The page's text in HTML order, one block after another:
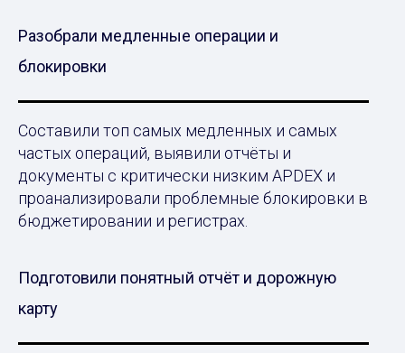
Разобрали медленные операции и
блокировки
Составили топ самых медленных и самых
частых операций, выявили отчёты и
документы с критически низким APDEX и
проанализировали проблемные блокировки в
бюджетировании и регистрах.
Подготовили понятный отчёт и дорожную
карту